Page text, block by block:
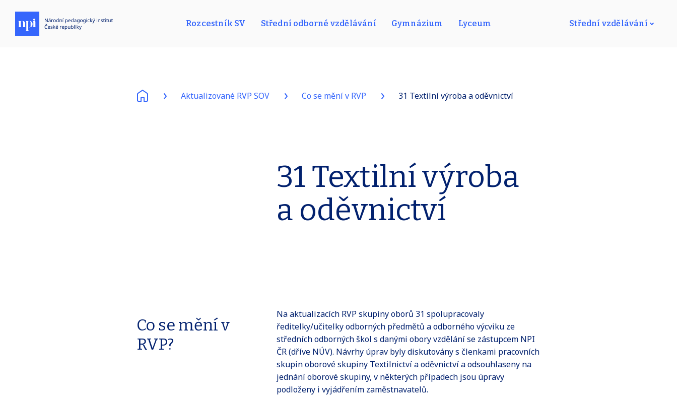
Rozcestník SV Střední odborné vzdělávání Gymnázium Lyceum Střední vzdělávání
Aktualizované RVP SOV Co se mění v RVP 31 Textilní výroba a oděvnictví
31 Textilní výroba
a oděvnictví
Co se mění v
RVP?
Na aktualizacích RVP skupiny oborů 31 spolupracovaly
ředitelky/učitelky odborných předmětů a odborného výcviku ze
středních odborných škol s danými obory vzdělání se zástupcem NPI
ČR (dříve NÚV). Návrhy úprav byly diskutovány s členkami pracovních
skupin oborové skupiny Textilnictví a oděvnictví a odsouhlaseny na
jednání oborové skupiny, v některých případech jsou úpravy
podloženy i vyjádřením zaměstnavatelů.